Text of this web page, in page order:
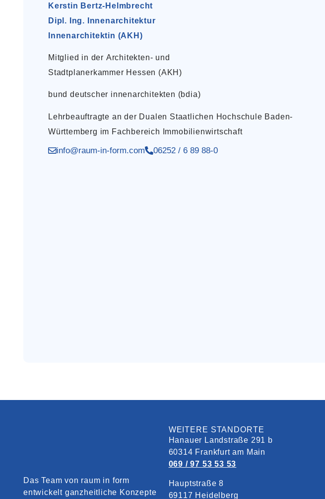
Kerstin Bertz-Helmbrecht
Dipl. Ing. Innenarchitektur
Innenarchitektin (AKH)
Mitglied in der Architekten- und
Stadtplanerkammer Hessen (AKH)
bund deutscher innenarchitekten (bdia)
Lehrbeauftragte an der Dualen Staatlichen Hochschule Baden-
Württemberg im Fachbereich Immobilienwirtschaft
info@raum-in-form.com 06252 / 6 89 88-0
Das Team von raum in form
entwickelt ganzheitliche Konzepte
WEITERE STANDORTE
Hanauer Landstraße 291 b
60314 Frankfurt am Main
069 / 97 53 53 53
Hauptstraße 8
69117 Heidelberg